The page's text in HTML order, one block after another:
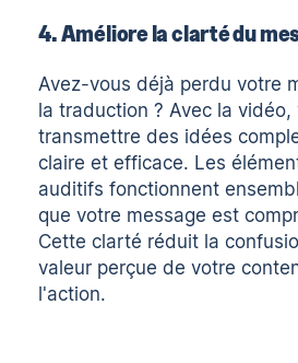
4. Améliore la clarté du
Avez-vous déjà perdu votre
la traduction ? Avec la
transmettre des idées
claire et efficace. Les
auditifs fonctionnent
que votre message est
Cette clarté réduit la
valeur perçue de votre
l'action.